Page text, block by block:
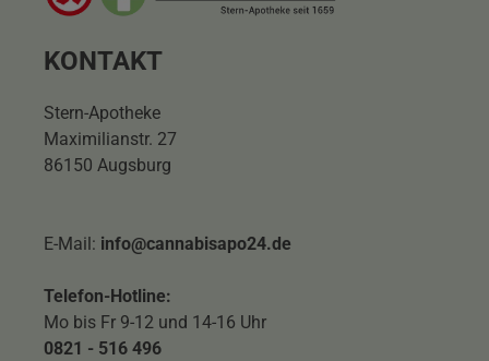
KONTAKT
Stern-Apotheke
Maximilianstr. 27
86150 Augsburg
E-Mail: info@cannabisapo24.de
Telefon-Hotline:
Mo bis Fr 9-12 und 14-16 Uhr
0821 - 516 496